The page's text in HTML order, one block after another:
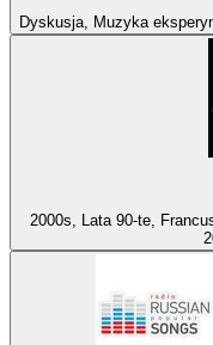
Dyskusja, Muzyka
2000s, Lata 90-te,